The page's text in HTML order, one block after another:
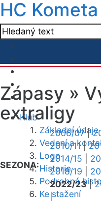
HC
Klub
Základní údaje
Vedení a
Logo
Historie
Podrobná
Ke stažení
Zápasy »
extraligy
SEZONA:
2006/07|
2010/11|
2014/15
2018/19
2022/23|
|